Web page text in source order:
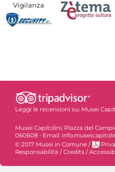
Vigilanza
Leggi le recensioni su: Musei
Musei Capitolini, Piazza del
060608 - Email:
© 2017 Musei in Comune /
Responsabilità / Credits /